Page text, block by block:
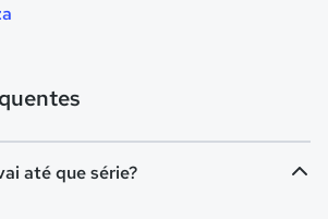
até que série?